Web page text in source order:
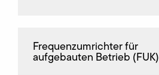
Frequenz­umrichter für
aufgebauten Betrieb (FUK)